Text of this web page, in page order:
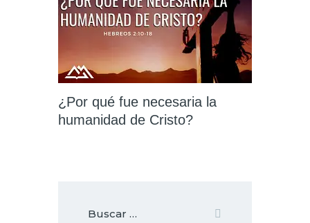
¿Por qué fue necesaria la
humanidad de Cristo?